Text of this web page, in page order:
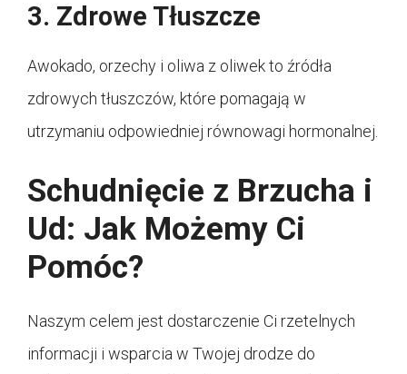
3. Zdrowe Tłuszcze
Awokado, orzechy i oliwa z oliwek to źródła
zdrowych tłuszczów, które pomagają w
utrzymaniu odpowiedniej równowagi hormonalnej.
Schudnięcie z Brzucha i
Ud: Jak Możemy Ci
Pomóc?
Naszym celem jest dostarczenie Ci rzetelnych
informacji i wsparcia w Twojej drodze do